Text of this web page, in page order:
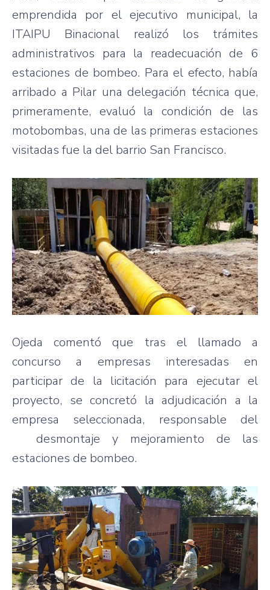
emprendida por el ejecutivo municipal, la
ITAIPU Binacional realizó los trámites
administrativos para la readecuación de 6
estaciones de bombeo. Para el efecto, había
arribado a Pilar una delegación técnica que,
primeramente, evaluó la condición de las
motobombas, una de las primeras estaciones
visitadas fue la del barrio San Francisco.
Ojeda comentó que tras el llamado a
concurso a empresas interesadas en
participar de la licitación para ejecutar el
proyecto, se concretó la adjudicación a la
empresa seleccionada, responsable del
desmontaje y mejoramiento de las
estaciones de bombeo.